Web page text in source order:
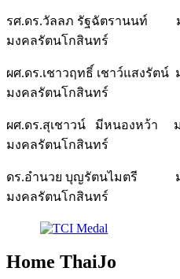
รศ.ดร.วัลลภ รัฐฉัตรานนท์ ม
มงคลรัตนโกสินทร์
ผศ.ดร.เชาวฤทธิ์ เชาว์แสงรัตน์
มงคลรัตนโกสินทร์
ผศ.ดร.สุเชาวน์ มีหนองหว้า ม
มงคลรัตนโกสินทร์
ดร.อำนวย บุญรัตนไมตรี มห
มงคลรัตนโกสินทร์
Home ThaiJo